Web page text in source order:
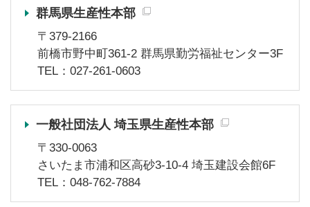
群馬県生産性本部
〒379-2166
前橋市野中町361-2 群馬県勤労福祉センター3F
TEL：027-261-0603
一般社団法人 埼玉県生産性本部
〒330-0063
さいたま市浦和区高砂3-10-4 埼玉建設会館6F
TEL：048-762-7884